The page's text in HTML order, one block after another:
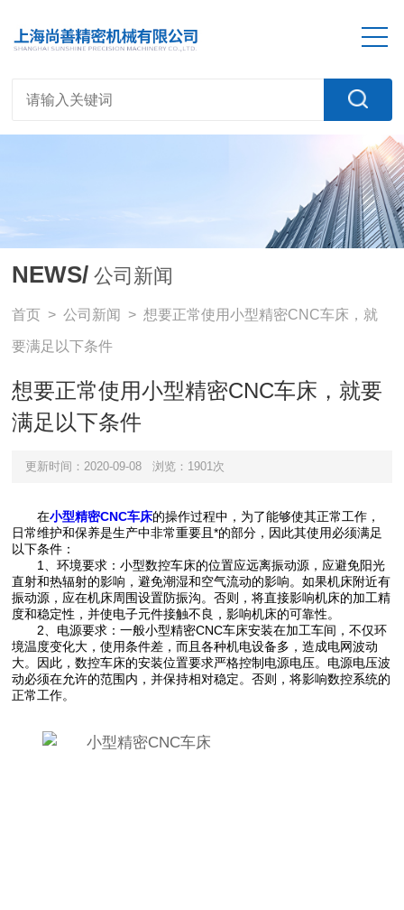
NEWS/ 公司新闻
首页 >公司新闻 > 想要正常使用小型精密CNC车床，就
要满足以下条件
想要正常使用小型精密CNC车床，就要
满足以下条件
更新时间：2020-09-08 浏览：1901次
在小型精密CNC车床的操作过程中，为了能够使其正常工作，
日常维护和保养是生产中非常重要且*的部分，因此其使用必须满足
以下条件：
1、环境要求：小型数控车床的位置应远离振动源，应避免阳光
直射和热辐射的影响，避免潮湿和空气流动的影响。如果机床附近有
振动源，应在机床周围设置防振沟。否则，将直接影响机床的加工精
度和稳定性，并使电子元件接触不良，影响机床的可靠性。
2、电源要求：一般小型精密CNC车床安装在加工车间，不仅环
境温度变化大，使用条件差，而且各种机电设备多，造成电网波动
大。因此，数控车床的安装位置要求严格控制电源电压。电源电压波
动必须在允许的范围内，并保持相对稳定。否则，将影响数控系统的
正常工作。